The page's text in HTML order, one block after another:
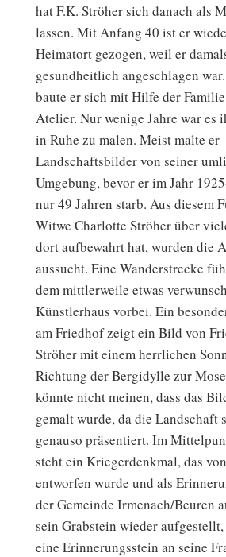
hat F.K. Ströher sich danach als
lassen. Mit Anfang 40 ist er
Heimatort gezogen, weil er
gesundheitlich angeschlagen
baute er sich mit Hilfe der
Atelier. Nur wenige Jahre war es
in Ruhe zu malen. Meist malte er
Landschaftsbilder von seiner
Umgebung, bevor er im Jahr
nur 49 Jahren starb. Aus diesem
Witwe Charlotte Ströher über
dort aufbewahrt hat, wurden die
aussucht. Eine Wanderstrecke
dem mittlerweile etwas
Künstlerhaus vorbei. Ein
am Friedhof zeigt ein Bild von
Ströher mit einem herrlichen
Richtung der Bergidylle zur
könnte nicht meinen, dass das
gemalt wurde, da die Landschaft
genauso präsentiert. Im
steht ein Kriegerdenkmal, das
entworfen wurde und als
der Gemeinde Irmenach/Beuren
sein Grabstein wieder
eine Erinnerungsstein an seine